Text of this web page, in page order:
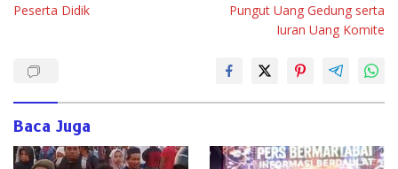
Peserta Didik
Pungut Uang Gedung serta
Iuran Uang Komite
Baca Juga